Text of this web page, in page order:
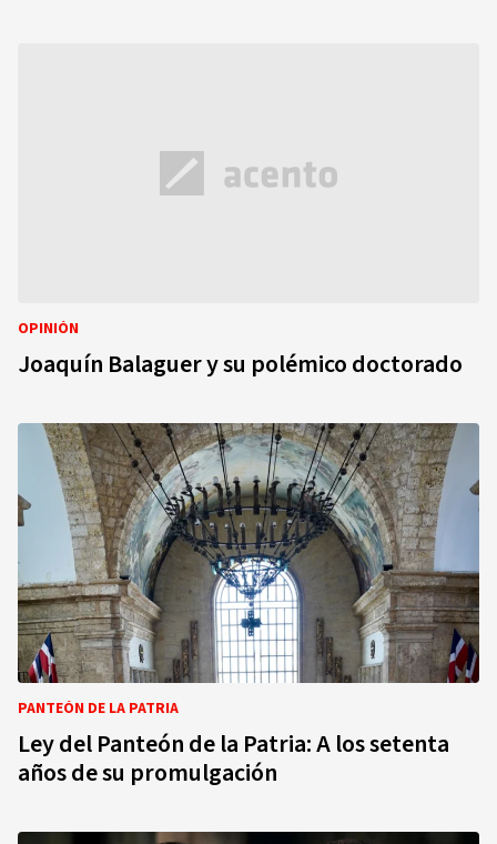
OPINIÓN
Joaquín Balaguer y su polémico doctorado
PANTEÓN DE LA PATRIA
Ley del Panteón de la Patria: A los setenta
años de su promulgación